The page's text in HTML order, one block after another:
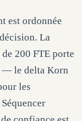
est ordonnée
La
200 FTE porte
— le delta Korn
les